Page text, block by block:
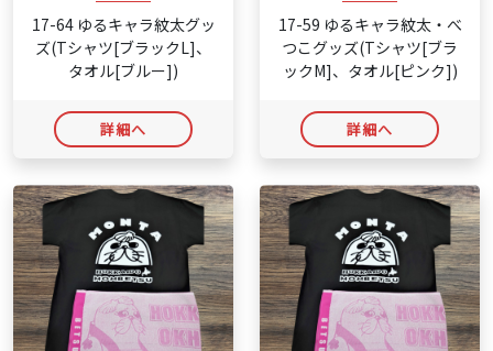
17-64 ゆるキャラ紋太グッ
ズ(Tシャツ[ブラックL]、
タオル[ブルー])
詳細へ
17-59 ゆるキャラ紋太・べ
つこグッズ(Tシャツ[ブラ
ックM]、タオル[ピンク])
詳細へ